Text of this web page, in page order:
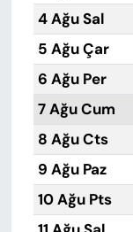
4 Ağu Sal
5 Ağu Çar
6 Ağu Per
7 Ağu Cum
8 Ağu Cts
9 Ağu Paz
10 Ağu Pts